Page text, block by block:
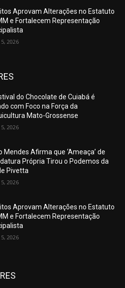
Aprovam Alterações no Estatuto
e Fortalecem Representação
2026
do Chocolate de Cuiabá é
com Foco na Força da
Mato-Grossense
2026
Mendes Afirma que ‘Ameaça’ de
Própria Tirou o Podemos da
Pivetta
2026
Aprovam Alterações no Estatuto
e Fortalecem Representação
2026